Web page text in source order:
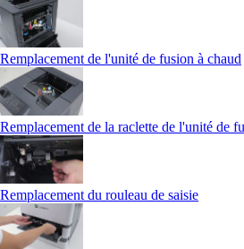
Remplacement de l'unité de fusion à chaud
Remplacement de la raclette de l'unité de
Remplacement du rouleau de saisie